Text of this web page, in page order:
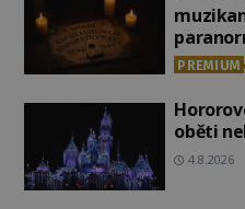
PREMIUM
oběti
4.8.2026